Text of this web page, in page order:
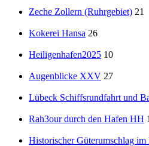
Zeche Zollern (Ruhrgebiet) 21
Kokerei Hansa 26
Heiligenhafen2025 10
Augenblicke XXV 27
Lübeck Schiffsrundfahrt und
Rah3our durch den Hafen HH
Historischer Güterumschlag